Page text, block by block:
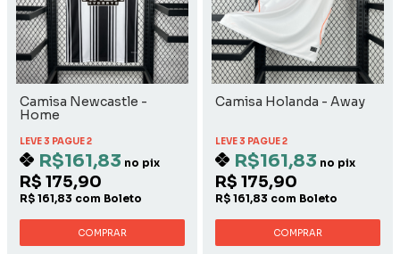
Camisa Newcastle -
Home
LEVE 3 PAGUE 2
R$161,83 no pix
R$ 175,90
R$ 161,83 com Boleto
COMPRAR
Camisa Holanda - Away
LEVE 3 PAGUE 2
R$161,83 no pix
R$ 175,90
R$ 161,83 com Boleto
COMPRAR